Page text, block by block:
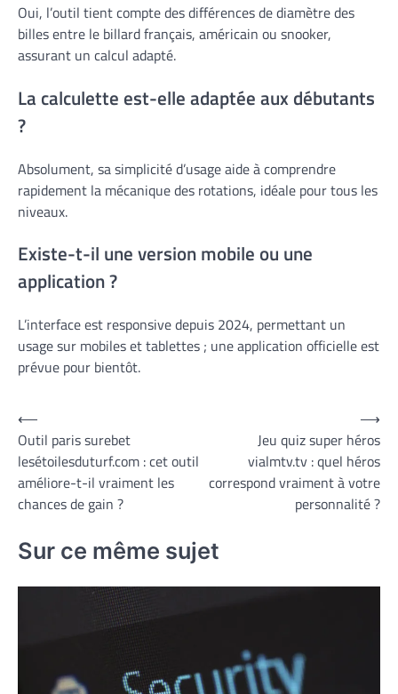
Oui, l’outil tient compte des différences de diamètre des
billes entre le billard français, américain ou snooker,
assurant un calcul adapté.
La calculette est-elle adaptée aux débutants
?
Absolument, sa simplicité d’usage aide à comprendre
rapidement la mécanique des rotations, idéale pour tous les
niveaux.
Existe-t-il une version mobile ou une
application ?
L’interface est responsive depuis 2024, permettant un
usage sur mobiles et tablettes ; une application officielle est
prévue pour bientôt.
Navigation
de
l’article
⟵
Outil paris surebet
lesétoilesduturf.com : cet outil
améliore-t-il vraiment les
chances de gain ?
Jeu quiz super héros
vialmtv.tv : quel héros
correspond vraiment à votre
personnalité ?
⟶
Sur ce même sujet